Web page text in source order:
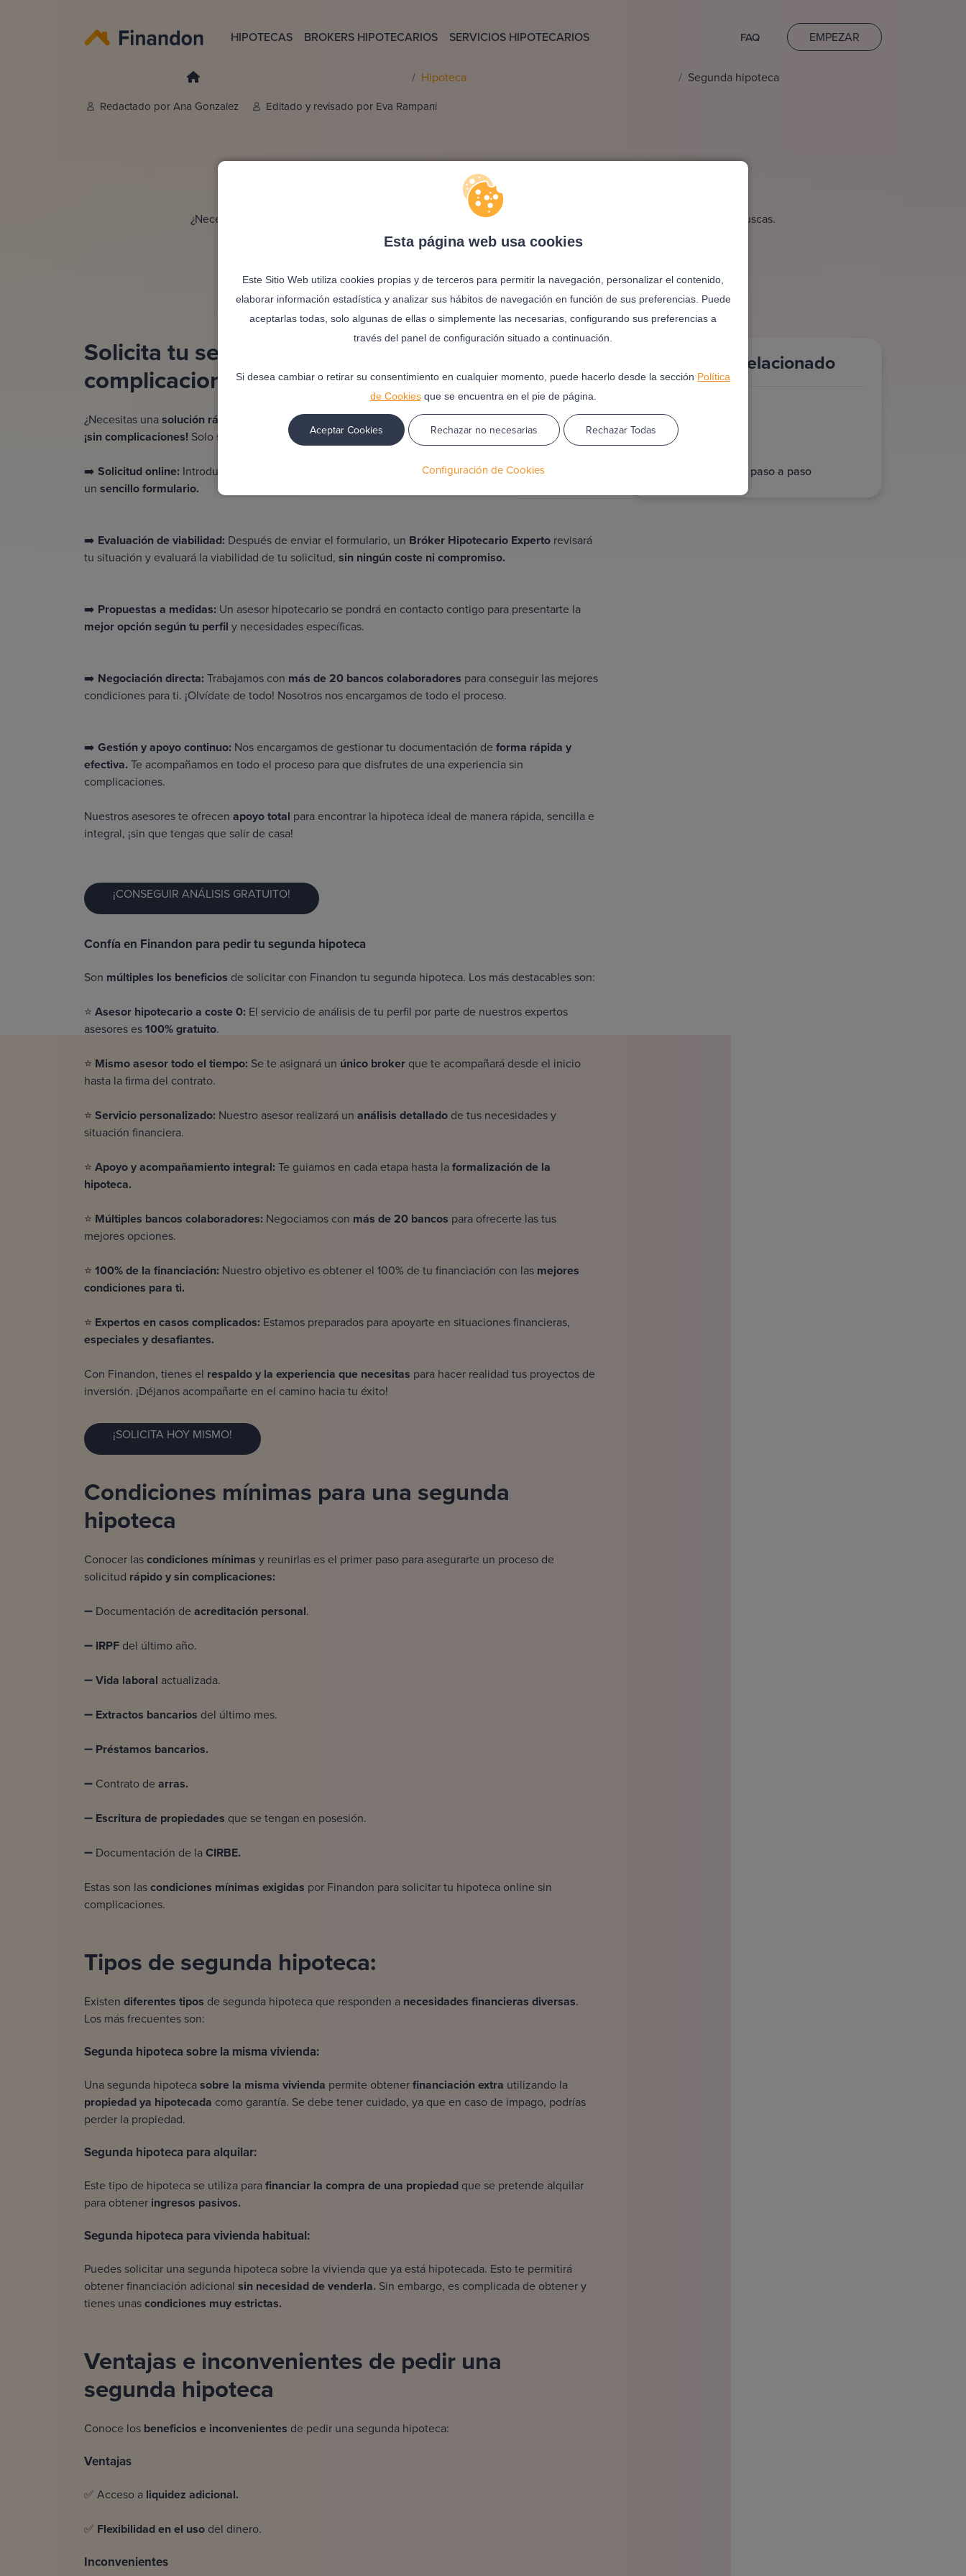
Esta página web usa cookies
Este Sitio Web utiliza cookies propias y de terceros para permitir la navegación, personalizar el contenido,
elaborar información estadística y analizar sus hábitos de navegación en función de sus preferencias. Puede
aceptarlas todas, solo algunas de ellas o simplemente las necesarias, configurando sus preferencias a
través del panel de configuración situado a continuación.
Si desea cambiar o retirar su consentimiento en cualquier momento, puede hacerlo desde la sección Política
de Cookiesque se encuentra en el pie de página.
Aceptar Cookies Rechazar no necesarias Rechazar Todas
Configuración de Cookies
HIPOTECAS BROKERS HIPOTECARIOS SERVICIOS HIPOTECARIOS FAQ EMPEZAR
Hipoteca Segunda hipoteca
Redactado porAna Gonzalez Editado y revisado por Eva Rampani
Segunda hipoteca
¿Necesitas liquidez extra, pero ya tienes una hipoteca activa? La segunda hipoteca puede ser la solución que buscas.
¡Explora tus oportunidades con ayuda de brokers expertos!
¡SOLICITA TU ASESORÍA GRATUITA!
Solicita tu segunda hipoteca ¡Rápido y sin
complicaciones!
¿Necesitas unasolución rápida para obtener liquidez? Solicita tu segunda hipoteca con Finandon,
¡sin complicaciones! Solo sigue estos pasos:
➡️ Solicitud online: Introduce algunos datos personales y detalles sobre la financiación que buscas en
un sencillo formulario.
➡️ Evaluación de viabilidad: Después de enviar el formulario, un Bróker Hipotecario Experto revisará
tu situación y evaluará la viabilidad de tu solicitud, sin ningún coste ni compromiso.
➡️ Propuestas a medidas: Un asesor hipotecariose pondrá en contacto contigo para presentarte la
mejor opción según tu perfil y necesidades específicas.
➡️ Negociación directa: Trabajamos con más de 20 bancos colaboradores para conseguir las mejores
condiciones para ti. ¡Olvídate de todo! Nosotros nos encargamos de todo el proceso.
➡️ Gestión y apoyo continuo: Nos encargamos de gestionar tu documentación de forma rápida y
efectiva. Te acompañamos en todo el proceso para que disfrutes de una experiencia sin
complicaciones.
Nuestros asesores te ofrecen apoyo total para encontrar la hipoteca ideal de manera rápida, sencilla e
integral, ¡sin que tengas que salir de casa!
¡CONSEGUIR ANÁLISIS GRATUITO!
Confía en Finandon para pedir tu segunda hipoteca
Son múltiples los beneficios de solicitar con Finandon tu segunda hipoteca. Los más destacables son:
⭐ Asesor hipotecario a coste 0: El servicio de análisis de tu perfil por parte de nuestros expertos
asesores es100% gratuito.
⭐ Mismo asesor todo el tiempo: Se te asignará un único broker que te acompañará desde el inicio
hasta la firma del contrato.
⭐ Servicio personalizado: Nuestro asesor realizará un análisis detallado de tus necesidades y
situación financiera.
⭐ Apoyo y acompañamiento integral:Te guiamos en cada etapa hasta laformalización de la
hipoteca.
⭐ Múltiples bancos colaboradores: Negociamos con más de 20 bancos para ofrecerte las tus
mejores opciones.
⭐ 100% de la financiación: Nuestro objetivo es obtener el 100% de tu financiación con las mejores
condiciones para ti.
⭐ Expertos en casos complicados: Estamos preparados para apoyarte en situaciones financieras,
especiales y desafiantes.
Con Finandon, tienes el respaldo y la experiencia que necesitas para hacer realidad tus proyectos de
inversión. ¡Déjanos acompañarte en el camino hacia tu éxito!
¡SOLICITA HOY MISMO!
Condiciones mínimas para una segunda
hipoteca
Conocer lascondiciones mínimas y reunirlas es el primer paso para asegurarte un proceso de
solicitud rápido y sin complicaciones:
➖ Documentación de acreditación personal.
➖ IRPF del último año.
➖Vida laboral actualizada.
➖ Extractos bancarios del último mes.
➖ Préstamos bancarios.
➖ Contrato de arras.
➖ Escritura de propiedades que se tengan en posesión.
➖ Documentación de laCIRBE.
Estas son lascondiciones mínimas exigidas por Finandon para solicitar tu hipoteca online sin
complicaciones.
Tipos de segunda hipoteca:
Existen diferentes tipos de segunda hipoteca que responden a necesidades financieras diversas.
Los más frecuentes son:
Segunda hipoteca sobre la misma vivienda:
Una segunda hipotecasobre la misma vivienda permite obtenerfinanciación extra utilizando la
propiedad ya hipotecada como garantía. Se debe tener cuidado, ya que en caso de impago, podrías
perder la propiedad.
Segunda hipoteca para alquilar:
Este tipo de hipoteca se utiliza parafinanciar la compra de una propiedad que se pretende alquilar
para obtener ingresos pasivos.
Segunda hipoteca para vivienda habitual:
Puedes solicitar una segunda hipoteca sobre la vivienda que ya está hipotecada. Esto te permitirá
obtener financiación adicional sin necesidad de venderla. Sin embargo, es complicada de obtener y
tienes unascondiciones muy estrictas.
Ventajas e inconvenientes de pedir una
segunda hipoteca
Conoce los beneficios e inconvenientes de pedir una segunda hipoteca:
Ventajas
✅ Acceso a liquidez adicional.
✅ Flexibilidad en el uso del dinero.
Inconvenientes
Contenido Relacionado
Hipoteca Variable
Conseguir hipoteca paso a paso